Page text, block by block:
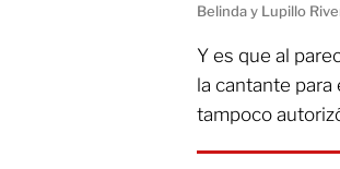
Belinda y Lupillo
Y es que al
la cantante para
tampoco